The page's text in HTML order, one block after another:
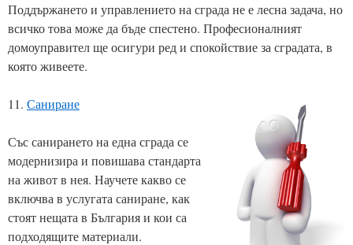
Поддържането и управлението на сграда не е лесна задача, но
всичко това може да бъде спестено. Професионалният
домоуправител ще осигури ред и спокойствие за сградата, в
която живеете.
11. Саниране
Със санирането на една сграда се
модернизира и повишава стандарта
на живот в нея. Научете какво се
включва в услугата саниране, как
стоят нещата в България и кои са
подходящите материали.